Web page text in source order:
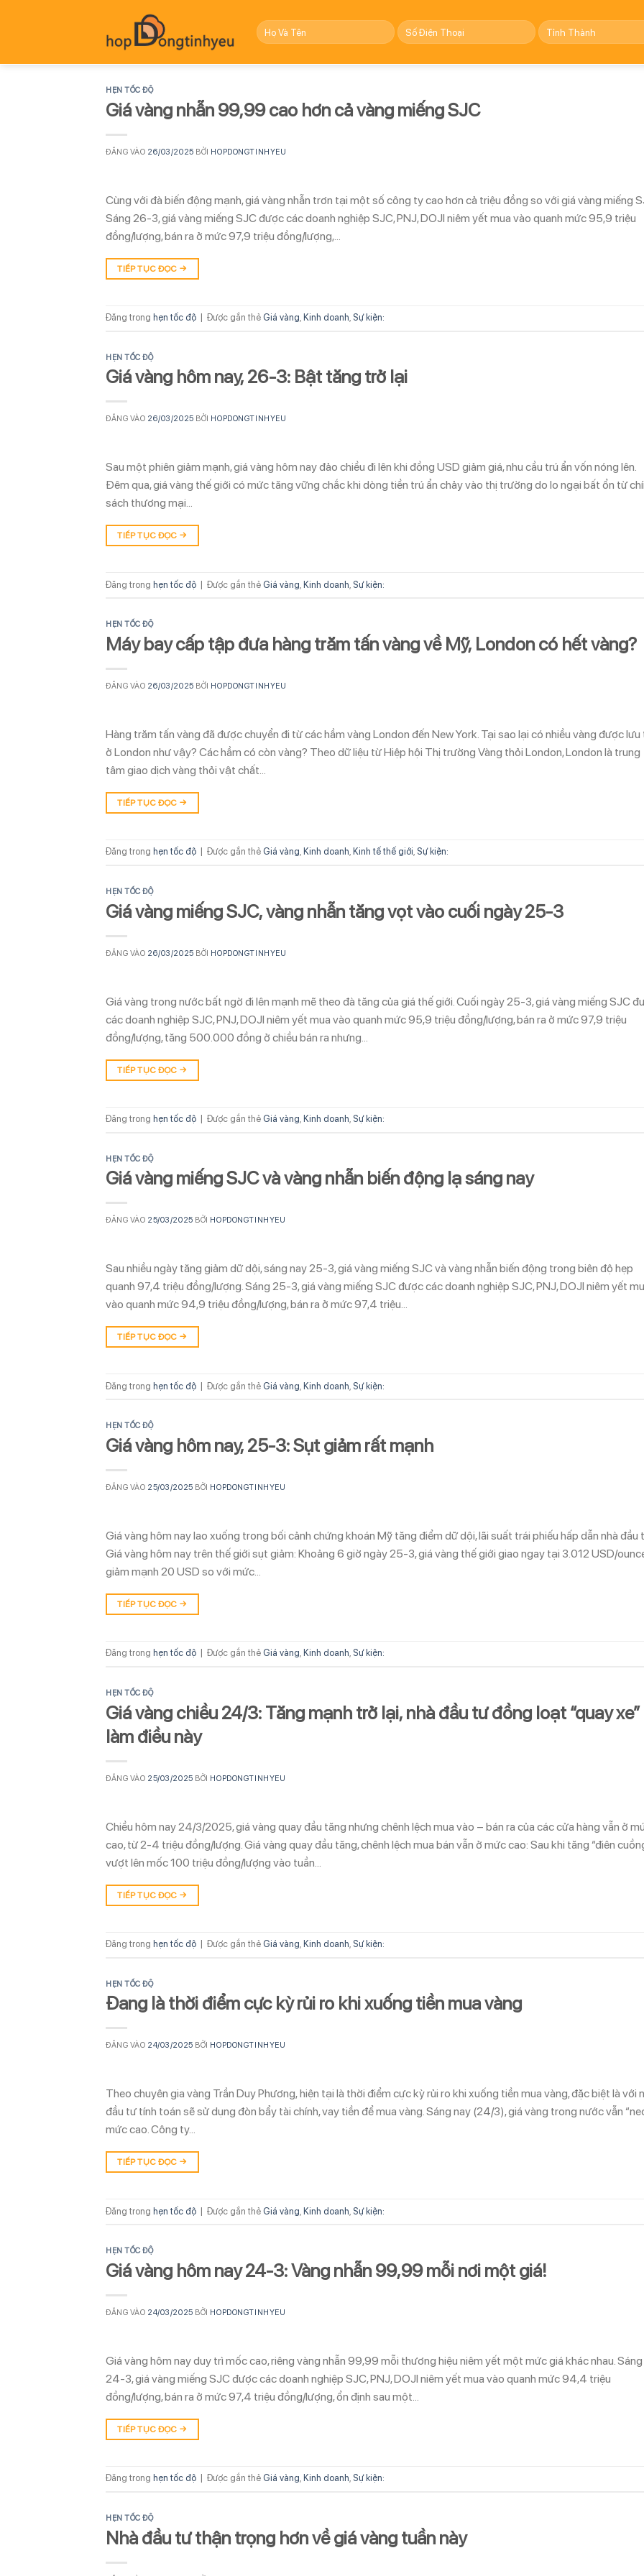
dung
HẸN TỐC ĐỘ
Giá vàng nhẫn 99,99 cao hơn cả vàng miếng SJC
ĐĂNG VÀO 26/03/2025 BỞI HOPDONGTINHYEU
Cùng với đà biến động mạnh, giá vàng nhẫn trơn tại một số công ty cao hơn cả triệu đồng so với giá vàng miếng
Sáng 26-3, giá vàng miếng SJC được các doanh nghiệp SJC, PNJ, DOJI niêm yết mua vào quanh mức 95,9 triệu
đồng/lượng, bán ra ở mức 97,9 triệu đồng/lượng,…
TIẾP TỤC ĐỌC →
Đăng trong hẹn tốc độ Được gắn thẻ Giá vàng Kinh doanh Sự kiện:
HẸN TỐC ĐỘ
Giá vàng hôm nay, 26-3: Bật tăng trở lại
ĐĂNG VÀO 26/03/2025 BỞI HOPDONGTINHYEU
Sau một phiên giảm mạnh, giá vàng hôm nay đảo chiều đi lên khi đồng USD giảm giá, nhu cầu trú ẩn vốn nóng lên.
Đêm qua, giá vàng thế giới có mức tăng vững chắc khi dòng tiền trú ẩn chảy vào thị trường do lo ngại bất ổn từ
sách thương mại…
TIẾP TỤC ĐỌC →
Đăng trong hẹn tốc độ | Được gắn thẻ Giá vàng Kinh doanh Sự kiện:
HẸN TỐC ĐỘ
Máy bay cấp tập đưa hàng trăm tấn vàng về Mỹ, London có hết vàng?
ĐĂNG VÀO 26/03/2025 BỞI HOPDONGTINHYEU
Hàng trăm tấn vàng đã được chuyển đi từ các hầm vàng London đến New York. Tại sao lại có nhiều vàng được
ở London như vậy? Các hầm có còn vàng? Theo dữ liệu từ Hiệp hội Thị trường Vàng thỏi London, London là trung
tâm giao dịch vàng thỏi vật chất…
TIẾP TỤC ĐỌC →
Đăng trong hẹn tốc độ Được gắn thẻ Giá vàng, Kinh doanh, Kinh tế thế giới, Sự kiện:
HẸN TỐC ĐỘ
Giá vàng miếng SJC, vàng nhẫn tăng vọt vào cuối ngày 25-3
ĐĂNG VÀO 26/03/2025 BỞI HOPDONGTINHYEU
Giá vàng trong nước bất ngờ đi lên mạnh mẽ theo đà tăng của giá thế giới. Cuối ngày 25-3, giá vàng miếng SJC
các doanh nghiệp SJC, PNJ, DOJI niêm yết mua vào quanh mức 95,9 triệu đồng/lượng, bán ra ở mức 97,9 triệu
đồng/lượng, tăng 500.000 đồng ở chiều bán ra nhưng…
TIẾP TỤC ĐỌC →
Đăng trong hẹn tốc độ Được gắn thẻ Giá vàng Kinh doanh Sự kiện:
HẸN TỐC ĐỘ
Giá vàng miếng SJC và vàng nhẫn biến động lạ sáng nay
ĐĂNG VÀO 25/03/2025 BỞI HOPDONGTINHYEU
Sau nhiều ngày tăng giảm dữ dội, sáng nay 25-3, giá vàng miếng SJC và vàng nhẫn biến động trong biên độ hẹp
quanh 97,4 triệu đồng/lượng. Sáng 25-3, giá vàng miếng SJC được các doanh nghiệp SJC, PNJ, DOJI niêm yết
vào quanh mức 94,9 triệu đồng/lượng, bán ra ở mức 97,4 triệu…
TIẾP TỤC ĐỌC →
Đăng trong hẹn tốc độ | Được gắn thẻ Giá vàng Kinh doanh Sự kiện:
HẸN TỐC ĐỘ
Giá vàng hôm nay, 25-3: Sụt giảm rất mạnh
ĐĂNG VÀO 25/03/2025 BỞI HOPDONGTINHYEU
Giá vàng hôm nay lao xuống trong bối cảnh chứng khoán Mỹ tăng điểm dữ dội, lãi suất trái phiếu hấp dẫn nhà đầu
Giá vàng hôm nay trên thế giới sụt giảm: Khoảng 6 giờ ngày 25-3, giá vàng thế giới giao ngay tại 3.012 USD/
giảm mạnh 20 USD so với mức…
TIẾP TỤC ĐỌC →
Đăng trong hẹn tốc độ Được gắn thẻ Giá vàng, Kinh doanh, Sự kiện:
HẸN TỐC ĐỘ
Giá vàng chiều 24/3: Tăng mạnh trở lại, nhà đầu tư đồng loạt “quay xe”
làm điều này
ĐĂNG VÀO 25/03/2025 BỞI HOPDONGTINHYEU
Chiều hôm nay 24/3/2025, giá vàng quay đầu tăng nhưng chênh lệch mua vào – bán ra của các cửa hàng vẫn ở
cao, từ 2-4 triệu đồng/lượng. Giá vàng quay đầu tăng, chênh lệch mua bán vẫn ở mức cao: Sau khi tăng “điên
vượt lên mốc 100 triệu đồng/lượng vào tuần…
TIẾP TỤC ĐỌC →
Đăng trong hẹn tốc độ Được gắn thẻ Giá vàng Kinh doanh Sự kiện:
HẸN TỐC ĐỘ
Đang là thời điểm cực kỳ rủi ro khi xuống tiền mua vàng
ĐĂNG VÀO 24/03/2025 BỞI HOPDONGTINHYEU
Theo chuyên gia vàng Trần Duy Phương, hiện tại là thời điểm cực kỳ rủi ro khi xuống tiền mua vàng, đặc biệt là với
đầu tư tính toán sẽ sử dụng đòn bẩy tài chính, vay tiền để mua vàng. Sáng nay (24/3), giá vàng trong nước vẫn
mức cao. Công ty…
TIẾP TỤC ĐỌC →
Đăng trong hẹn tốc độ | Được gắn thẻ Giá vàng Kinh doanh Sự kiện:
HẸN TỐC ĐỘ
Giá vàng hôm nay 24-3: Vàng nhẫn 99,99 mỗi nơi một giá!
ĐĂNG VÀO 24/03/2025 BỞI HOPDONGTINHYEU
Giá vàng hôm nay duy trì mốc cao, riêng vàng nhẫn 99,99 mỗi thương hiệu niêm yết một mức giá khác nhau. Sáng
24-3, giá vàng miếng SJC được các doanh nghiệp SJC, PNJ, DOJI niêm yết mua vào quanh mức 94,4 triệu
đồng/lượng, bán ra ở mức 97,4 triệu đồng/lượng, ổn định sau một…
TIẾP TỤC ĐỌC →
Đăng trong hẹn tốc độ Được gắn thẻ Giá vàng, Kinh doanh, Sự kiện:
HẸN TỐC ĐỘ
Nhà đầu tư thận trọng hơn về giá vàng tuần này